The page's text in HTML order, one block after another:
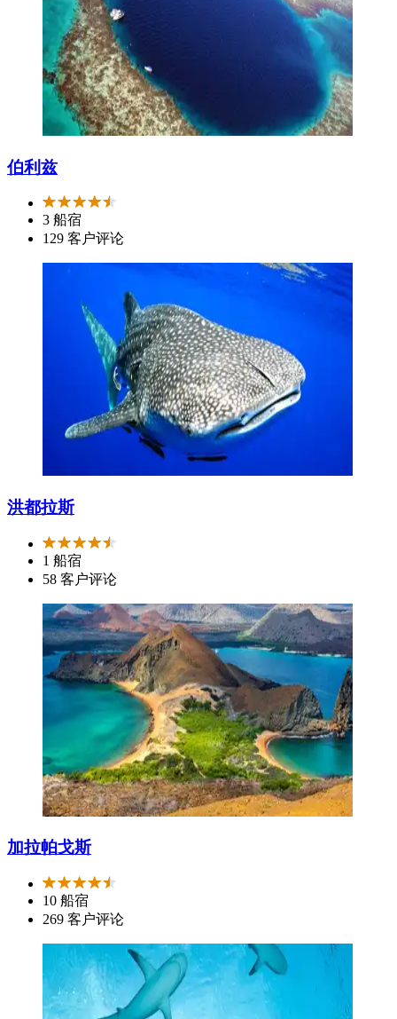
伯利兹
3 船宿
129 客户评论
洪都拉斯
1 船宿
58 客户评论
加拉帕戈斯
10 船宿
269 客户评论